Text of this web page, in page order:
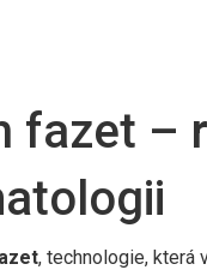
fazet –
, technologie, která